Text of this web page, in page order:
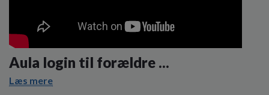
Aula login til forældre ...
Læs mere